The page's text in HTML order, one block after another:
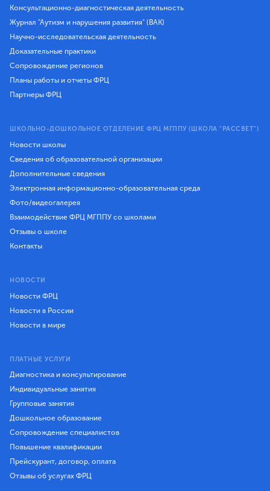
Консультационно-диагностическая деятельность
Журнал "Аутизм и нарушения развития" (ВАК)
Научно-исследовательская деятельность
Доказательные практики
Сопровождение регионов
Планы работы и отчеты ФРЦ
Партнеры ФРЦ
ШКОЛЬНО-ДОШКОЛЬНОЕ ОТДЕЛЕНИЕ ФРЦ МГППУ (ШКОЛА "РАССВЕТ")
Новости школы
Сведения об образовательной организации
Дополнительные сведения
Электронная информационно-образовательная среда
Фото/видеогалерея
Взаимодействие ФРЦ МГППУ со школами
Отзывы о школе
Контакты
НОВОСТИ
Новости ФРЦ
Новости в России
Новости в мире
ПЛАТНЫЕ УСЛУГИ
Диагностика и консультирование
Индивидуальные занятия
Групповые занятия
Дошкольное образование
Сопровождение специалистов
Повышение квалификации
Прейскурант, договор, оплата
Отзывы об услугах ФРЦ